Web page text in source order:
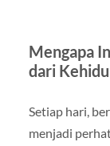
Mengapa
dari
Setiap hari,
menjadi